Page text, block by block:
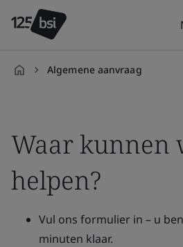
Algemene aanvraag
Waar kunnen
helpen?
Vul ons formulier in – u
minuten klaar.